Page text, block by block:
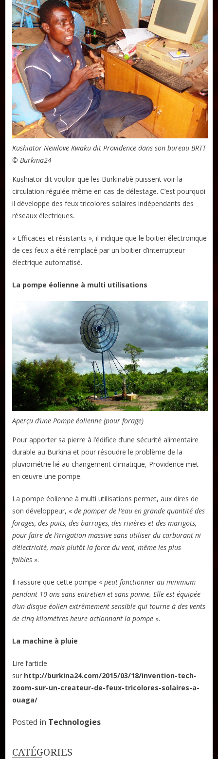
Kushiator Newlove Kwaku dit Providence dans son bureau BRTT
© Burkina24
Kushiator dit vouloir que les Burkinabè puissent voir la
circulation régulée même en cas de délestage. C’est pourquoi
il développe des feux tricolores solaires indépendants des
réseaux électriques.
« Efficaces et résistants », il indique que le boitier électronique
de ces feux a été remplacé par un boitier d’interrupteur
électrique automatisé.
La pompe éolienne à multi utilisations
Aperçu d’une Pompe éolienne (pour forage)
Pour apporter sa pierre à l’édifice d’une sécurité alimentaire
durable au Burkina et pour résoudre le problème de la
pluviométrie lié au changement climatique, Providence met
en œuvre une pompe.
La pompe éolienne à multi utilisations permet, aux dires de
son développeur, «de pomper de l’eau en grande quantité des
forages, des puits, des barrages, des rivières et des marigots,
pour faire de l’irrigation massive sans utiliser du carburant ni
d’électricité, mais plutôt la force du vent, même les plus
faibles ».
Il rassure que cette pompe «peut fonctionner au minimum
pendant 10 ans sans entretien et sans panne. Elle est équipée
d’un disque éolien extrêmement sensible qui tourne à des vents
de cinq kilomètres heure actionnant la pompe ».
La machine à pluie
Lire l’article
sur http://burkina24.com/2015/03/18/invention-tech-
zoom-sur-un-createur-de-feux-tricolores-solaires-a-
ouaga/
Posted in Technologies
CATÉGORIES